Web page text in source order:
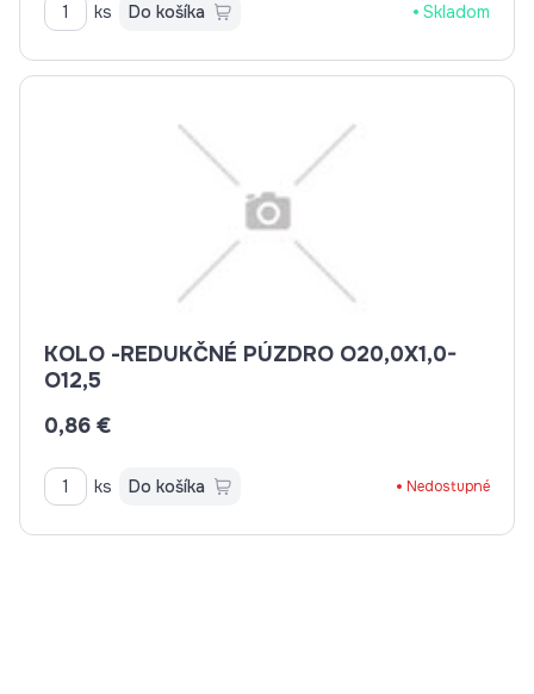
ks Do košíka Skladom
KOLO -REDUKČNÉ PÚZDRO O20,0X1,0-
O12,5
0,86 €
ks Do košíka Nedostupné